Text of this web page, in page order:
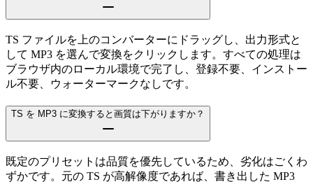
TS ファイルを上のコンバーターにドラッグし、出力形式と
して MP3 を選んで変換をクリックします。すべての処理は
ブラウザ内のローカル環境で完了し、登録不要、インストー
ル不要、ウォーターマークなしです。
TS を MP3 に変換すると画質は下がりますか？
既定のプリセットは品質を優先しているため、劣化はごくわ
ずかです。元の TS が高解像度であれば、書き出した MP3